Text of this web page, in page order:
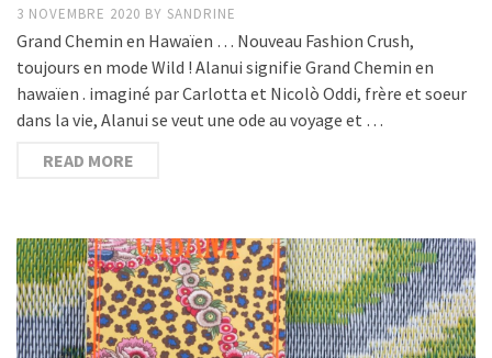
3 NOVEMBRE 2020 BY SANDRINE
Grand Chemin en Hawaïen … Nouveau Fashion Crush,
toujours en mode Wild ! Alanui signifie Grand Chemin en
hawaïen . imaginé par Carlotta et Nicolò Oddi, frère et soeur
dans la vie, Alanui se veut une ode au voyage et …
READ MORE